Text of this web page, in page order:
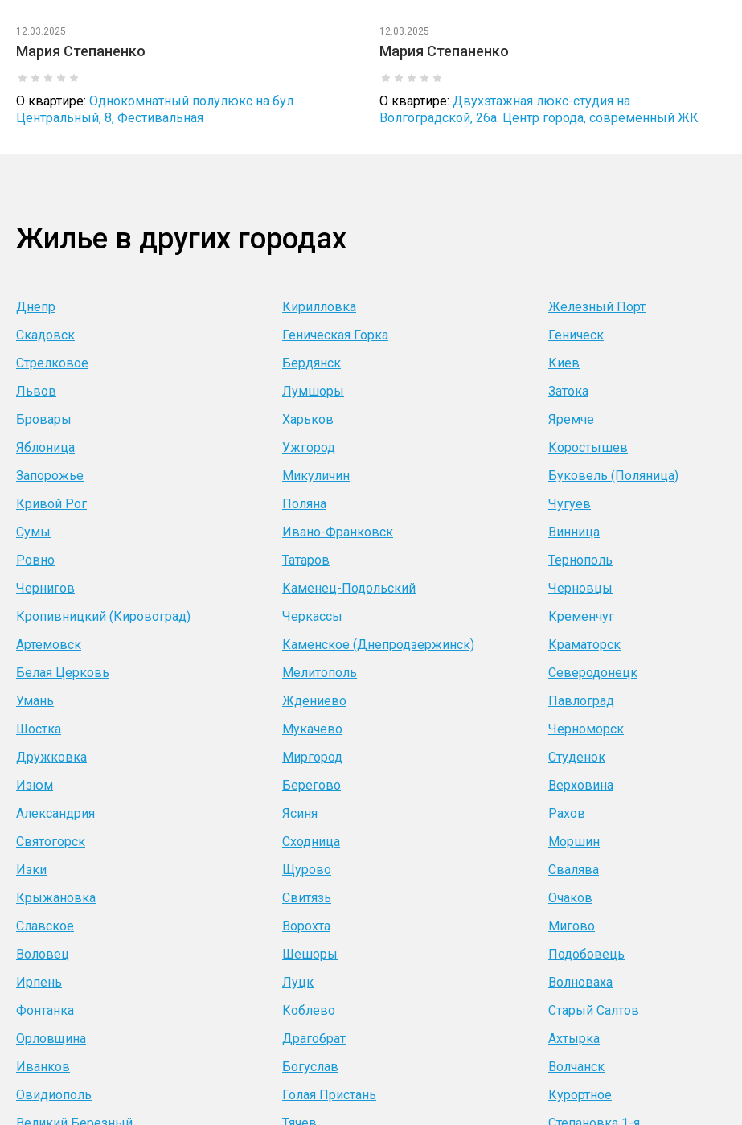
12.03.2025
Мария Степаненко
О квартире: Однокомнатный полулюкс на бул.
Центральный, 8, Фестивальная
12.03.2025
Мария Степаненко
О квартире: Двухэтажная люкс-студия на
Волгоградской, 26а. Центр города, современный ЖК
Жилье в других городах
Днепр Кирилловка Железный Порт
Скадовск
Геническая Горка Геническ
Стрелковое
Бердянск Киев
Львов
Лумшоры Затока
Бровары
Харьков Яремче
Яблоница
Ужгород Коростышев
Запорожье
Микуличин Буковель (Поляница)
Кривой Рог
Поляна Чугуев
Сумы
Ивано-Франковск Винница
Ровно
Татаров Тернополь
Чернигов
Каменец-Подольский Черновцы
Кропивницкий (Кировоград)
Черкассы Кременчуг
Артемовск
Каменское (Днепродзержинск) Краматорск
Белая Церковь
Мелитополь Северодонецк
Умань
Ждениево Павлоград
Шостка
Мукачево Черноморск
Дружковка
Миргород Студенок
Изюм
Берегово Верховина
Александрия
Ясиня Рахов
Святогорск
Сходница Моршин
Изки
Щурово Свалява
Крыжановка
Свитязь Очаков
Славское
Ворохта Мигово
Воловец
Шешоры Подобовець
Ирпень
Луцк Волноваха
Фонтанка
Коблево Старый Салтов
Орловщина
Драгобрат Ахтырка
Иванков
Богуслав Волчанск
Овидиополь
Голая Пристань Курортное